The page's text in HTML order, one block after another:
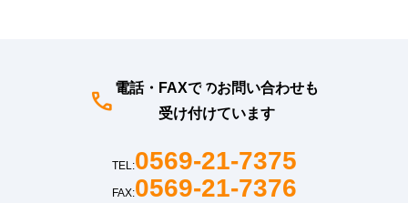
電話・FAXでのお問い合わせも
受け付けています
TEL:0569-21-7375
FAX:0569-21-7376